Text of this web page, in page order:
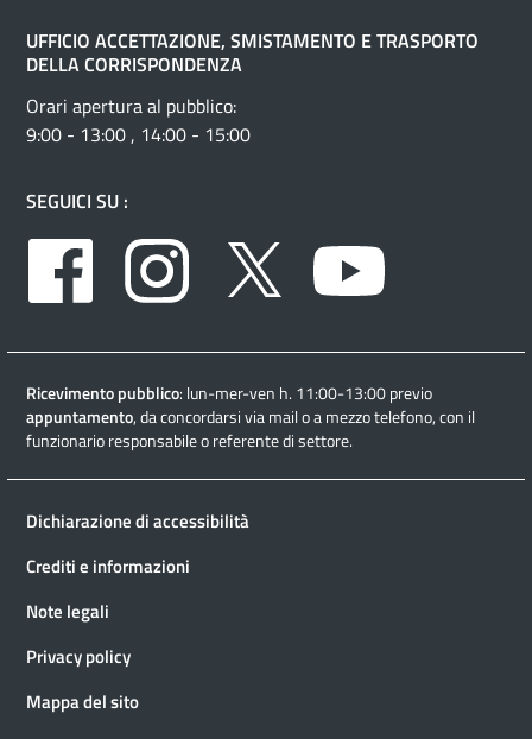
UFFICIO ACCETTAZIONE, SMISTAMENTO E TRASPORTO
DELLA CORRISPONDENZA
Orari apertura al pubblico:
9:00 - 13:00 , 14:00 - 15:00
SEGUICI SU :
Facebook
Instagram Twitter
Ricevimento pubblico: lun-mer-ven h. 11:00-13:00 previo
appuntamento, da concordarsi via mail o a mezzo telefono, con il
funzionario responsabile o referente di settore.
Dichiarazione di accessibilità
Crediti e informazioni
Note legali
Privacy policy
Mappa del sito